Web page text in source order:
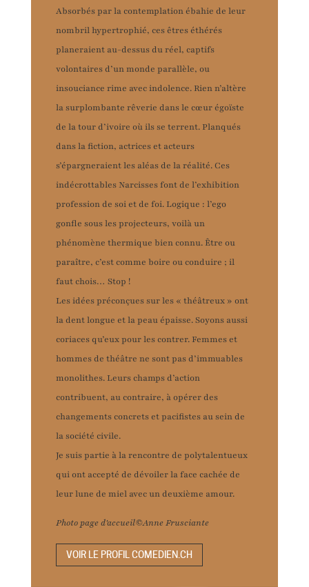
Absorbés par la contemplation ébahie de leur
nombril hypertrophié, ces êtres éthérés
planeraient au-dessus du réel, captifs
volontaires d’un monde parallèle, ou
insouciance rime avec indolence. Rien n’altère
la surplombante rêverie dans le cœur égoïste
de la tour d’ivoire où ils se terrent. Planqués
dans la fiction, actrices et acteurs
s’épargneraient les aléas de la réalité. Ces
indécrottables Narcisses font de l’exhibition
profession de soi et de foi. Logique : l’ego
gonfle sous les projecteurs, voilà un
phénomène thermique bien connu. Être ou
paraître, c’est comme boire ou conduire ; il
faut chois… Stop !
Les idées préconçues sur les « théâtreux » ont
la dent longue et la peau épaisse. Soyons aussi
coriaces qu’eux pour les contrer. Femmes et
hommes de théâtre ne sont pas d’immuables
monolithes. Leurs champs d’action
contribuent, au contraire, à opérer des
changements concrets et pacifistes au sein de
la société civile.
Je suis partie à la rencontre de polytalentueux
qui ont accepté de dévoiler la face cachée de
leur lune de miel avec un deuxième amour.
Photo page d'accueil©Anne Frusciante
VOIR LE PROFIL COMEDIEN.CH